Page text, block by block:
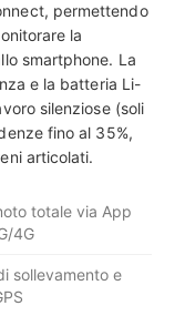
permettendo
la
smartphone. La
e la batteria Li-
silenziose (soli
fino al 35%,
articolati.
totale via App
4G
sollevamento e